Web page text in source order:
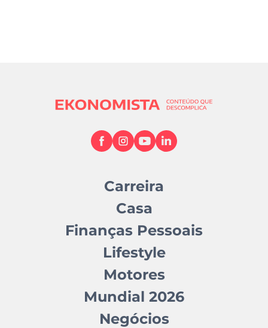
Carreira
Casa
Finanças Pessoais
Lifestyle
Motores
Mundial 2026
Negócios